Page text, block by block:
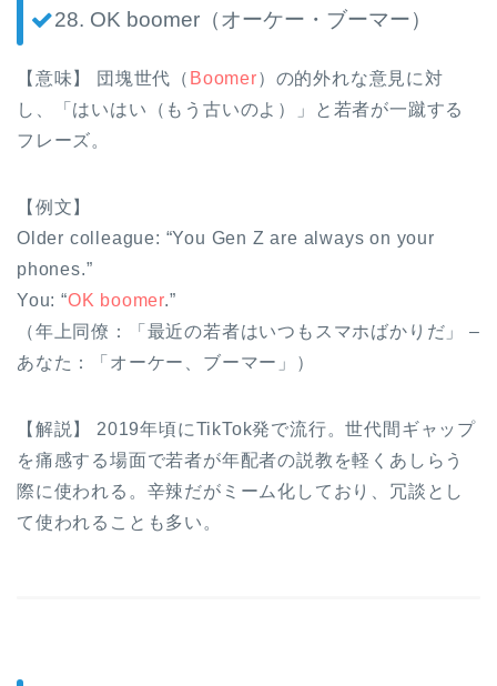
28. OK boomer（オーケー・ブーマー）
【意味】 団塊世代（ Boomer）の的外れな意見に対
し、「はいはい（もう古いのよ）」と若者が一蹴する
フレーズ。
【例文】
Older colleague: “You Gen Z are always on your
phones.”
You: “OK boomer.”
（年上同僚：「最近の若者はいつもスマホばかりだ」 –
あなた：「オーケー、ブーマー」）
【解説】 2019年頃にTikTok発で流行。世代間ギャップ
を痛感する場面で若者が年配者の説教を軽くあしらう
際に使われる。辛辣だがミーム化しており、冗談とし
て使われることも多い。